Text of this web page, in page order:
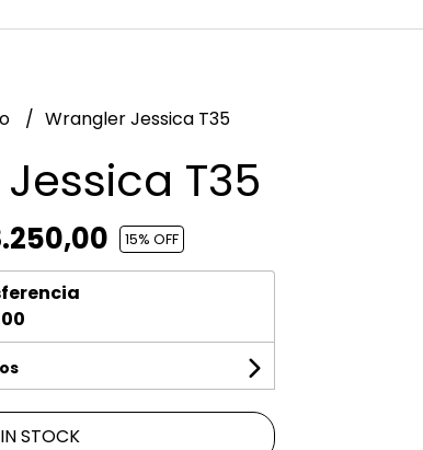
Wrangler Jessica T35
T35
15% OFF
STOCK